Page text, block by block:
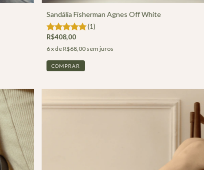
Sandália Fisherman Agnes Off White
(1)
R$408,00
6x deR$68,00 sem juros
COMPRAR